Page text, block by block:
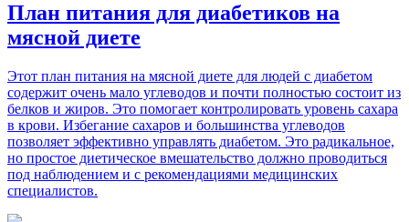
План питания для диабетиков на
мясной диете
Этот план питания на мясной диете для людей с диабетом
содержит очень мало углеводов и почти полностью состоит из
белков и жиров. Это помогает контролировать уровень сахара
в крови. Избегание сахаров и большинства углеводов
позволяет эффективно управлять диабетом. Это радикальное,
но простое диетическое вмешательство должно проводиться
под наблюдением и с рекомендациями медицинских
специалистов.